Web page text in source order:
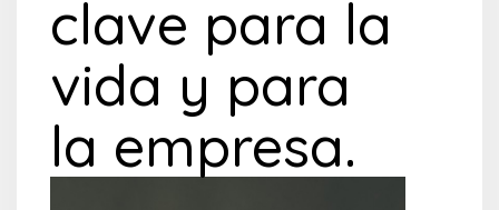
clave para la
vida y para
la empresa.